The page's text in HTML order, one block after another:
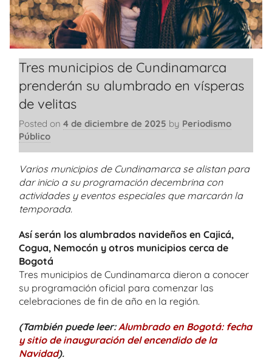
Tres municipios de Cundinamarca
prenderán su alumbrado en vísperas
de velitas
Posted on 4 de diciembre de 2025 by Periodismo
Público
Varios municipios de Cundinamarca se alistan para
dar inicio a su programación decembrina con
actividades y eventos especiales que marcarán la
temporada.
Así serán los alumbrados navideños en Cajicá,
Cogua, Nemocón y otros municipios cerca de
Bogotá
Tres municipios de Cundinamarca dieron a conocer
su programación oficial para comenzar las
celebraciones de fin de año en la región.
(También puede leer:Alumbrado en Bogotá: fecha
y sitio de inauguración del encendido de la
Navidad).